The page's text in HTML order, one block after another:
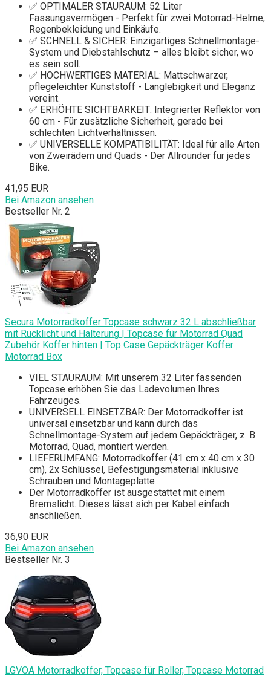
✅ OPTIMALER STAURAUM: 52 Liter
Fassungsvermögen - Perfekt für zwei Motorrad-Helme,
Regenbekleidung und Einkäufe.
✅ SCHNELL & SICHER: Einzigartiges Schnellmontage-
System und Diebstahlschutz – alles bleibt sicher, wo
es sein soll.
✅ HOCHWERTIGES MATERIAL: Mattschwarzer,
pflegeleichter Kunststoff - Langlebigkeit und Eleganz
vereint.
✅ ERHÖHTE SICHTBARKEIT: Integrierter Reflektor von
60 cm - Für zusätzliche Sicherheit, gerade bei
schlechten Lichtverhältnissen.
✅ UNIVERSELLE KOMPATIBILITÄT: Ideal für alle Arten
von Zweirädern und Quads - Der Allrounder für jedes
Bike.
41,95 EUR
Bei Amazon ansehen
Bestseller Nr. 2
Secura Motorradkoffer Topcase schwarz 32 L abschließbar
mit Rücklicht und Halterung | Topcase für Motorrad Quad
Zubehör Koffer hinten | Top Case Gepäckträger Koffer
Motorrad Box
VIEL STAURAUM: Mit unserem 32 Liter fassenden
Topcase erhöhen Sie das Ladevolumen Ihres
Fahrzeuges.
UNIVERSELL EINSETZBAR: Der Motorradkoffer ist
universal einsetzbar und kann durch das
Schnellmontage-System auf jedem Gepäckträger, z. B.
Motorrad, Quad, montiert werden.
LIEFERUMFANG: Motorradkoffer (41 cm x 40 cm x 30
cm), 2x Schlüssel, Befestigungsmaterial inklusive
Schrauben und Montageplatte
Der Motorradkoffer ist ausgestattet mit einem
Bremslicht. Dieses lässt sich per Kabel einfach
anschließen.
36,90 EUR
Bei Amazon ansehen
Bestseller Nr. 3
LGVOA Motorradkoffer, Topcase für Roller, Topcase Motorrad